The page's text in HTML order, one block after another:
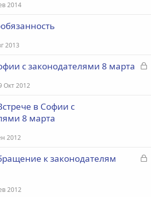
2014
2013
З
с законодателями 8 марта
Окт 2012
в Софии с
8 марта
2012
З
к законодателям
2012